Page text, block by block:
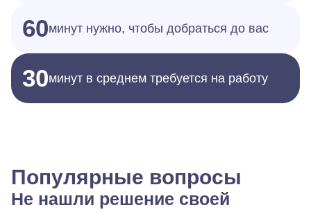
60минут нужно, чтобы добраться до вас
30минут в среднем требуется на работу
Популярные вопросы
Не нашли решение своей